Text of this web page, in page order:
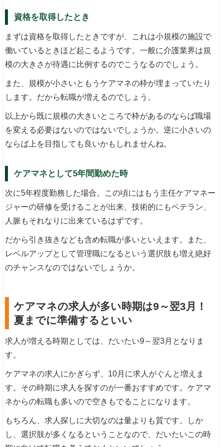
資格を取得したとき
まずは資格を取得したときですが、これは小規模の施設で
働いているときほど起こるようです。一般に介護業界は規
模の大きさが待遇に比例するのでこうなるのでしょう。
また、規模が小さいともうケアマネの枠が埋まっていたり
します。だから転職が増えるのでしょう。
以上から既に規模の大きいところで枠があるのならば職場
を変える必要はないのではないでしょうか。逆に小さいの
ならば上を目指しても良いかもしれませんね。
ケアマネとして5年間勤めた時
次に5年程度勤務した場合。この頃にはもう主任ケアマネー
ジャーの研修を受けることが出来、技術的にもベテラン、
人脈もそれなりに出来ているはずです。
だから引き抜きなども含め転職が多いといえます。また、
レベルアップとして管理職になるという選択肢も増え絶好
のチャンスなのではないでしょうか。
ケアマネの求人が多い時期は9～翌3月！
夏までに準備するといい
求人が増える時期としては、だいたい9～翌3月となりま
す。
ケアマネの求人にかぎらず、10月に求人がぐんと増えま
す。その時期に求人を探すのが一番おすすめです。ケアマ
ネからの転職も多いので空きもでることになります。
もちろん、求人探しに大切なのは量よりも質です。しか
し、選択肢が多くなるということなので、だいたいこの時